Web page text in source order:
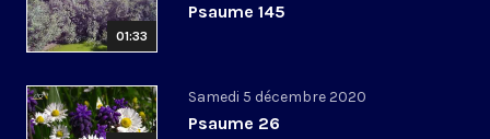
01:33
Psaume 145
Samedi 5 décembre 2020
Psaume 26